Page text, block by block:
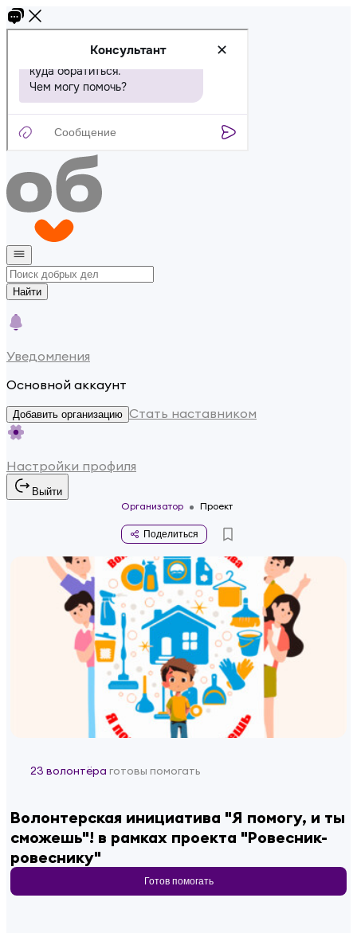
Найти
Уведомления
Основной аккаунт
Добавить организацию Стать наставником
Настройки профиля
Выйти
Организатор
Проект
Поделиться
23 волонтёра готовы помогать
Волонтерская инициатива "Я помогу, и ты
сможешь"! в рамках проекта "Ровесник-
ровеснику"
Готов помогать